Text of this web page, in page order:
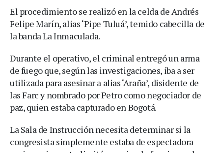
El procedimiento se realizó en la celda de Andrés
Felipe Marín, alias ‘Pipe Tuluá’, temido cabecilla de
la banda La Inmaculada.
Durante el operativo, el criminal entregó un arma
de fuego que, según las investigaciones, iba a ser
utilizada para asesinar a alias ‘Araña’, disidente de
las Farc y nombrado por Petro como negociador de
paz, quien estaba capturado en Bogotá.
La Sala de Instrucción necesita determinar si la
congresista simplemente estaba de espectadora